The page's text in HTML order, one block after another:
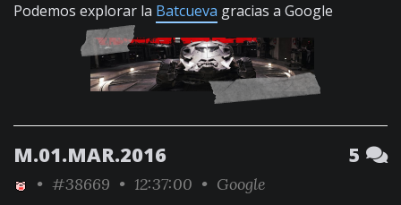
Podemos explorar la Batcueva gracias a Google
M.01.MAR.2016 5
• #38669 • 12:37:00 • Google